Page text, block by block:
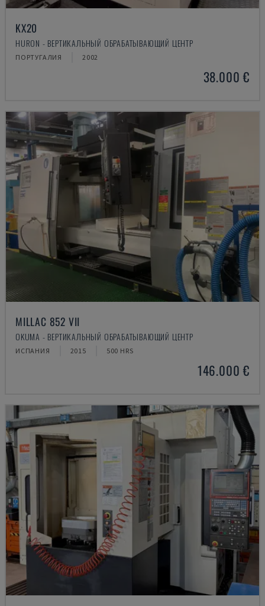
KX20
HURON - ВЕРТИКАЛЬНЫЙ ОБРАБАТЫВАЮЩИЙ ЦЕНТР
ПОРТУГАЛИЯ 2002
38.000 €
MILLAC 852 VII
OKUMA - ВЕРТИКАЛЬНЫЙ ОБРАБАТЫВАЮЩИЙ ЦЕНТР
ИСПАНИЯ 2015 500 HRS
146.000 €